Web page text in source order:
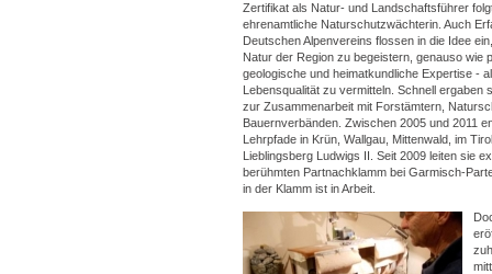
Zertifikat als Natur- und Landschaftsführer
ehrenamtliche Naturschutzwächterin. Auch
Deutschen Alpenvereins flossen in die Idee
Natur der Region zu begeistern, genauso wie
geologische und heimatkundliche Expertise -
Lebensqualität zu vermitteln. Schnell ergaben
zur Zusammenarbeit mit Forstämtern,
Bauernverbänden. Zwischen 2005 und 2011
Lehrpfade in Krün, Wallgau, Mittenwald, im
Lieblingsberg Ludwigs II. Seit 2009 leiten sie
berühmten Partnachklamm bei Garmisch-
in der Klamm ist in Arbeit.